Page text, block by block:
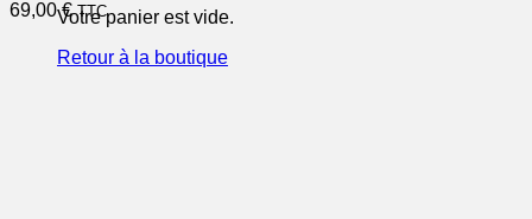
Votre panier est vide.
Retour à la boutique
69,00€ TTC